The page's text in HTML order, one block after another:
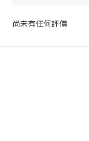
尚未有任何評價